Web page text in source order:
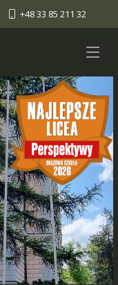
+48 33 85 211 32